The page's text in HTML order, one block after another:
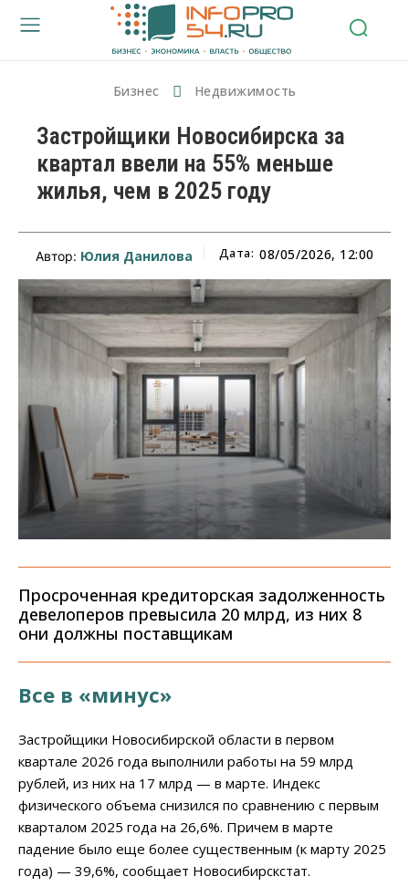
Бизнес Недвижимость
Застройщики Новосибирска за
квартал ввели на 55% меньше
жилья, чем в 2025 году
Автор: Юлия Данилова Дата: 08/05/2026, 12:00
Просроченная кредиторская задолженность
девелоперов превысила 20 млрд, из них 8
они должны поставщикам
Все в «минус»
Застройщики Новосибирской области в первом
квартале 2026 года выполнили работы на 59 млрд
рублей, из них на 17 млрд — в марте. Индекс
физического объема снизился по сравнению с первым
кварталом 2025 года на 26,6%. Причем в марте
падение было еще более существенным (к марту 2025
года) — 39,6%, сообщает Новосибирскстат.